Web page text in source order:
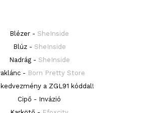
Blézer - SheInside
Blúz - SheInside
Nadrág - SheInside
- Born Pretty Store
kedvezmény a ZGL91 kóddal!
Cipő - Invázió